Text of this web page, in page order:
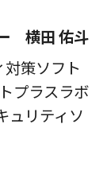
横田 佑斗
策ソフト
プラスラボ
ュリティソ